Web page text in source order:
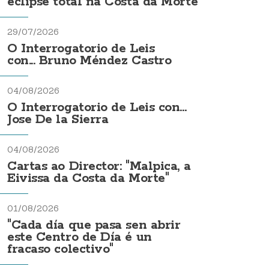
29/07/2026
O Interrogatorio de Leis
con... Bruno Méndez Castro
04/08/2026
O Interrogatorio de Leis con...
Jose De la Sierra
04/08/2026
Cartas ao Director: "Malpica, a
Eivissa da Costa da Morte"
01/08/2026
"Cada día que pasa sen abrir
este Centro de Día é un
fracaso colectivo"